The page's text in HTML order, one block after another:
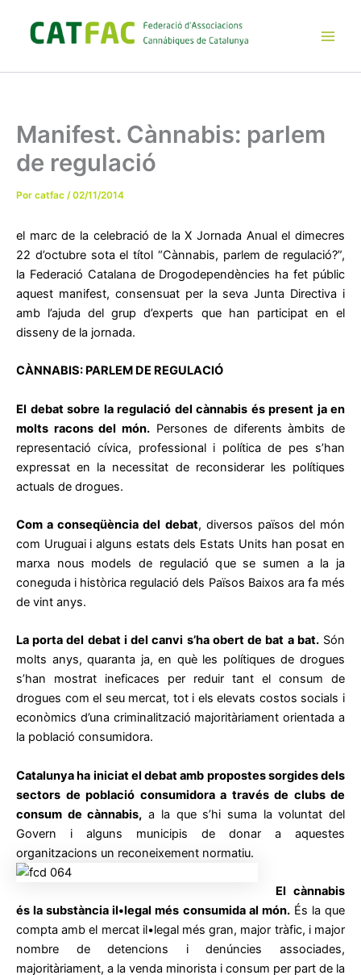
contenido
Manifest. Cànnabis: parlem
de regulació
Por catfac /02/11/2014
el marc de la celebració de la X Jornada Anual el dimecres
22 d’octubre sota el títol “Cànnabis, parlem de regulació?”,
la Federació Catalana de Drogodependències ha fet públic
aquest manifest, consensuat per la seva Junta Directiva i
amb l’ajuda del grup d’experts que han participat en el
disseny de la jornada.
CÀNNABIS: PARLEM DE REGULACIÓ
El debat sobre la regulació del cànnabis és present ja en
molts racons del món.Persones de diferents àmbits de
representació cívica, professional i política de pes s’han
expressat en la necessitat de reconsiderar les polítiques
actuals de drogues.
Com a conseqüència del debat, diversos països del món
com Uruguai i alguns estats dels Estats Units han posat en
marxa nous models de regulació que se sumen a la ja
coneguda i històrica regulació dels Països Baixos ara fa més
de vint anys.
La porta del debat i del canvi s’ha obert de bat a bat.Són
molts anys, quaranta ja, en què les polítiques de drogues
s’han mostrat ineficaces per reduir tant el consum de
drogues com el seu mercat, tot i els elevats costos socials i
econòmics d’una criminalització majoritàriament orientada a
la població consumidora.
Catalunya ha iniciat el debat amb propostes sorgides dels
sectors de població consumidora a través de clubs de
consum de cànnabis, a la que s’hi suma la voluntat del
Govern i alguns municipis de donar a aquestes
organitzacions un reconeixement normatiu.
El cànnabis
és la substància il•legal més consumida al món.És la que
compta amb el mercat il•legal més gran, major tràfic, i major
nombre de detencions i denúncies associades,
majoritàriament, a la venda minorista i consum per part de la